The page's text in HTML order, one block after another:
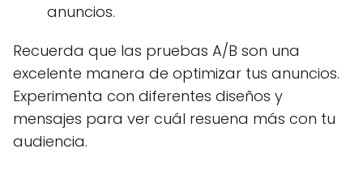
anuncios.
Recuerda que las pruebas A/B son una
excelente manera de optimizar tus anuncios.
Experimenta con diferentes diseños y
mensajes para ver cuál resuena más con tu
audiencia.